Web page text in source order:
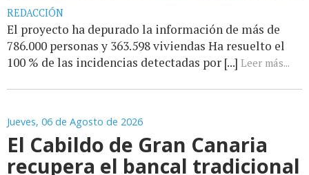
REDACCIÓN
El proyecto ha depurado la información de más de
786.000 personas y 363.598 viviendas Ha resuelto el
100 % de las incidencias detectadas por [...] Leer más...
Jueves, 06 de Agosto de 2026
El Cabildo de Gran Canaria
recupera el bancal tradicional